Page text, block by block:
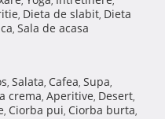
, Dieta de slabit, Dieta
, Sala de acasa
, Salata, Cafea, Supa,
crema, Aperitive, Desert,
, Ciorba pui, Ciorba burta,